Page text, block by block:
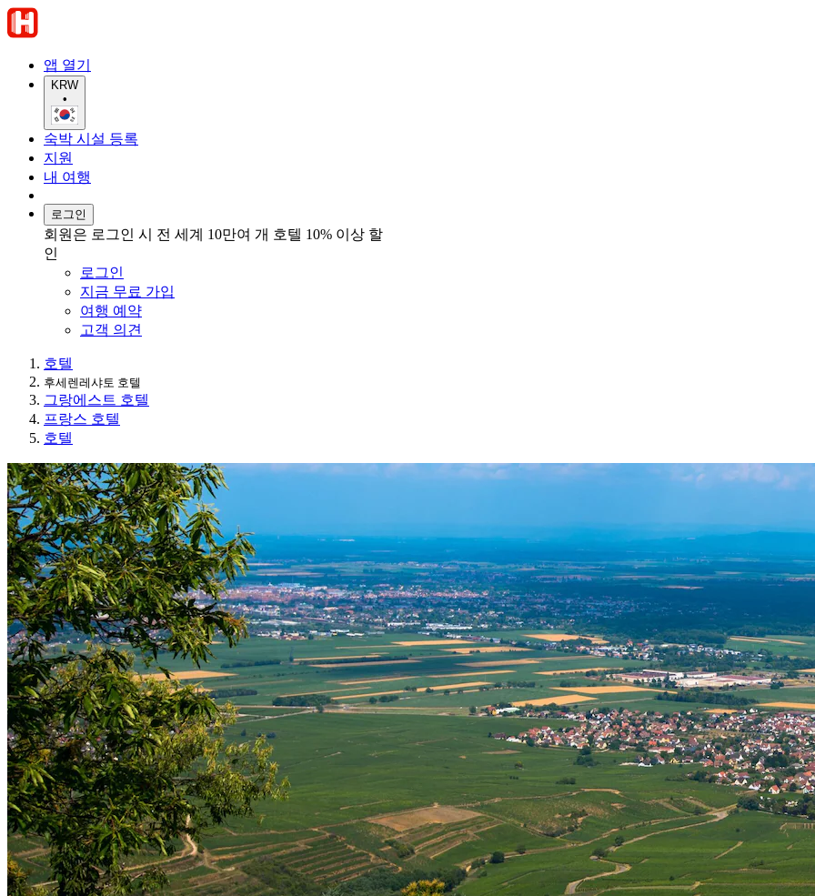
앱 열기
KRW
•
숙박 시설 등록
지원
내 여행
로그인
회원은 로그인 시 전 세계 10만여 개 호텔 10% 이상 할
인
로그인
지금 무료 가입
여행 예약
고객 의견
호텔
후세렌레샤토 호텔
그랑에스트 호텔
프랑스 호텔
호텔